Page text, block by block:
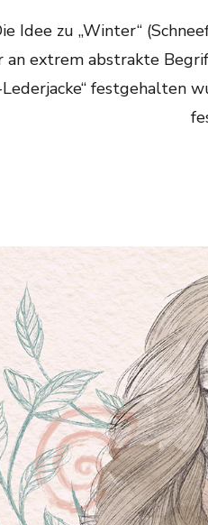
zu „Winter“
extrem abstrakte
festgehalten